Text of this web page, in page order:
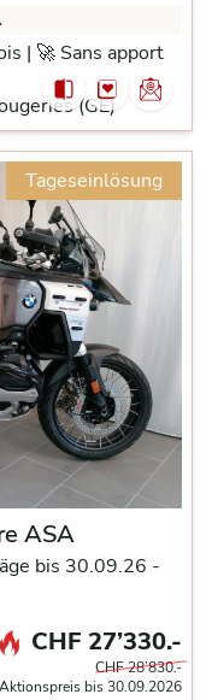
| 🚀 Sans apport
(GE)
Tageseinlösung
ASA
bis 30.09.26 -
CHF 27’330.-
CHF 28’830.-
Aktionspreis bis 30.09.2026